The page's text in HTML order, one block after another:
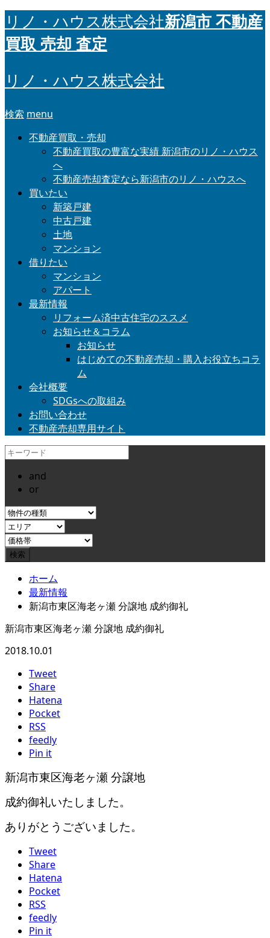
リノ・ハウス株式会社新潟市 不動産
買取 売却 査定
リノ・ハウス株式会社
検索 menu
不動産買取・売却
不動産買取の豊富な実績 新潟市のリノ・ハウス
へ
不動産売却査定なら新潟市のリノ・ハウスへ
買いたい
新築戸建
中古戸建
土地
マンション
借りたい
マンション
アパート
最新情報
リフォーム済中古住宅のススメ
お知らせ＆コラム
お知らせ
はじめての不動産売却・購入お役立ちコラ
ム
会社概要
SDGsへの取組み
お問い合わせ
不動産売却専用サイト
and
or
ホーム
最新情報
新潟市東区海老ヶ瀬 分譲地 成約御礼
新潟市東区海老ヶ瀬 分譲地 成約御礼
2018.10.01
Tweet
Share
Hatena
Pocket
RSS
feedly
Pin it
新潟市東区海老ヶ瀬 分譲地
成約御礼いたしました。
ありがとうございました。
Tweet
Share
Hatena
Pocket
RSS
feedly
Pin it